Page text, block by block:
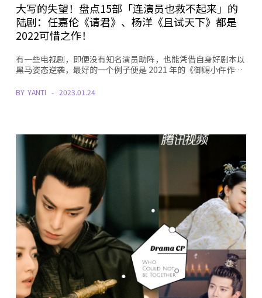
大写的失望！盘点15部「连演员也救不起来」的
陆剧：任嘉伦《请君》、杨洋《且试天下》都是
2022可惜之作！
有一些电视剧，即便没有知名演员助阵，也能凭借自身好剧本以
黑马姿态逆袭，最好的一个例子便是 2021 年的《御赐小仵作…
BY YANTI 2023.01.24